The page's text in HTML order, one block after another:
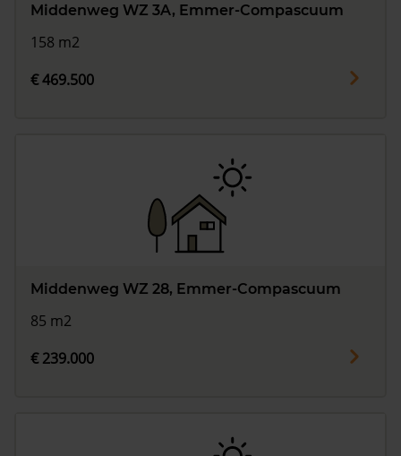
Middenweg WZ 3A, Emmer-Compascuum
158 m2
€ 469.500
Middenweg WZ 28, Emmer-Compascuum
85 m2
€ 239.000